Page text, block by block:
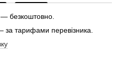
безкоштовно.
тарифами перевізника.